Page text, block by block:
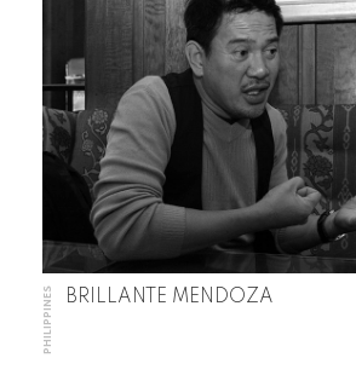
PHILIPPINES BRILLANTE MENDOZA